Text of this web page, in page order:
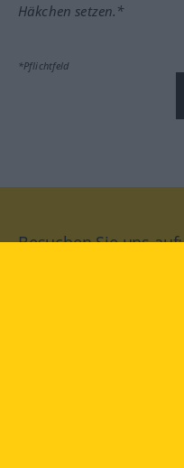
Häkchen setzen.*
*Pflichtfeld
Besuchen Sie uns auf: